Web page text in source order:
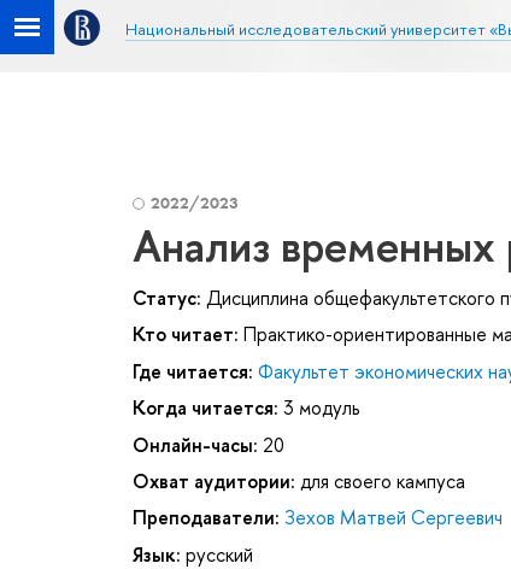
Национальный исследовательский университет
2022/2023
Анализ временных
Статус: Дисциплина общефакультетского
Кто читает: Практико-ориентированные
Где читается: Факультет экономических
Когда читается: 3 модуль
Онлайн-часы: 20
Охват аудитории: для своего кампуса
Преподаватели: Зехов Матвей Сергеевич
Язык: русский